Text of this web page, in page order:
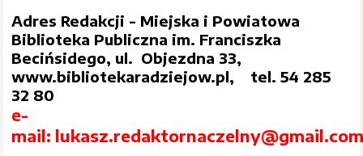
Adres Redakcji - Miejska i Powiatowa
Biblioteka Publiczna im. Franciszka
Becińsidego, ul. Objezdna 33,
www.bibliotekaradziejow.pl, tel. 54 285
32 80
e-
mail: